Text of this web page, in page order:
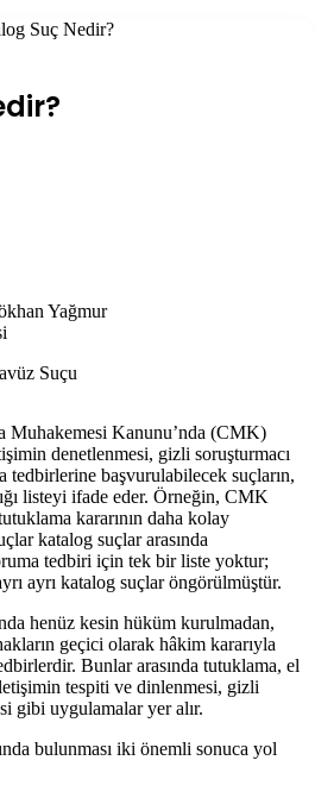
Suç Nedir?
Yağmur
Muhakemesi Kanunu’nda (CMK)
denetlenmesi, gizli soruşturmacı
başvurulabilecek suçların,
listeyi ifade eder. Örneğin, CMK
kararının daha kolay
katalog suçlar arasında
tedbiri için tek bir liste yoktur;
ayrı katalog suçlar öngörülmüştür.
henüz kesin hüküm kurulmadan,
geçici olarak hâkim kararıyla
Bunlar arasında tutuklama, el
tespiti ve dinlenmesi, gizli
gibi uygulamalar yer alır.
bulunması iki önemli sonuca yol